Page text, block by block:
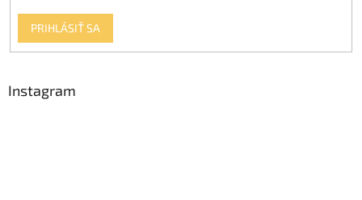
PRIHLÁSIŤ SA
Instagram